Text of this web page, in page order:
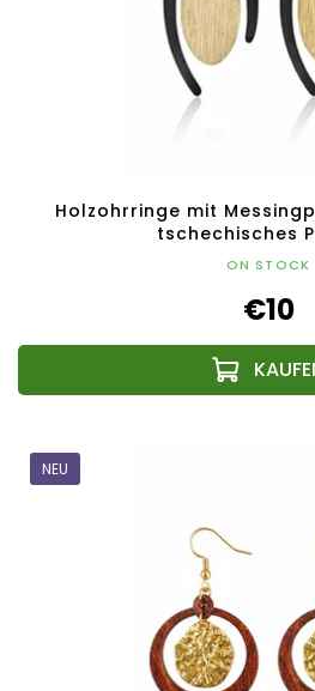
Holzohrringe mit
tschechisches
ON STOCK
€10
NEU